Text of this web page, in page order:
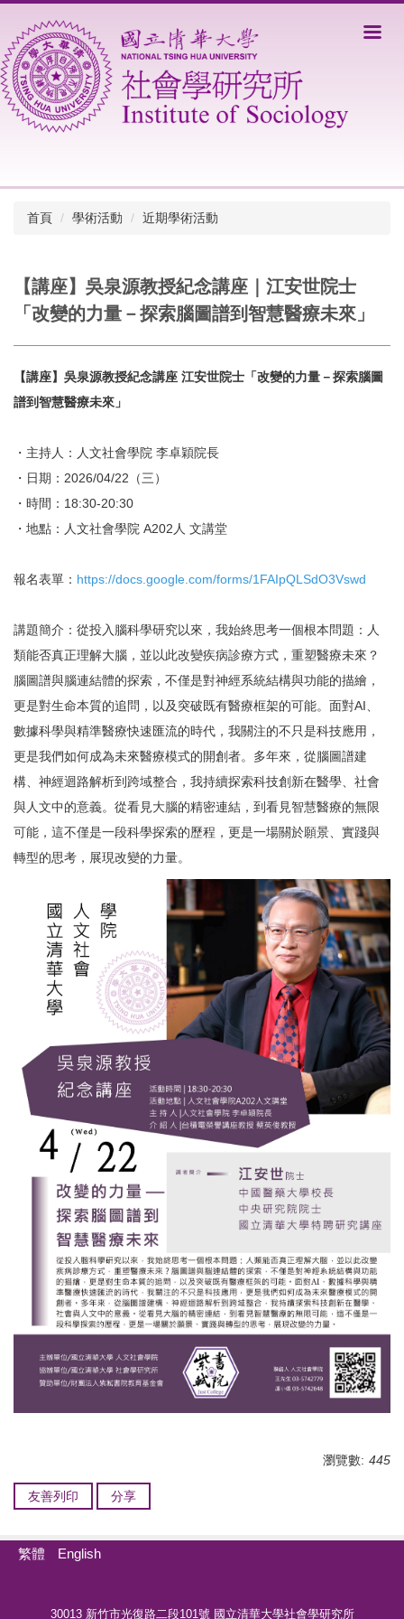
主
要
內
容
首頁 學術活動 近期學術活動
【講座】吳泉源教授紀念講座｜江安世院士
「改變的力量－探索腦圖譜到智慧醫療未來」
【講座】吳泉源教授紀念講座 江安世院士「改變的力量－探索腦圖
譜到智慧醫療未來」
・主持人：人文社會學院 李卓穎院長
・日期：2026/04/22（三）
・時間：18:30-20:30
・地點：人文社會學院 A202人 文講堂
報名表單： https://docs.google.com/forms/1FAIpQLSdO3Vswd
講題簡介：從投入腦科學研究以來，我始終思考一個根本問題：人
類能否真正理解大腦，並以此改變疾病診療方式，重塑醫療未來？
腦圖譜與腦連結體的探索，不僅是對神經系統結構與功能的描繪，
更是對生命本質的追問，以及突破既有醫療框架的可能。面對AI、
數據科學與精準醫療快速匯流的時代，我關注的不只是科技應用，
更是我們如何成為未來醫療模式的開創者。多年來，從腦圖譜建
構、神經迴路解析到跨域整合，我持續探索科技創新在醫學、社會
與人文中的意義。從看見大腦的精密連結，到看見智慧醫療的無限
可能，這不僅是一段科學探索的歷程，更是一場關於願景、實踐與
轉型的思考，展現改變的力量。
瀏覽數: 445
友善列印 分享
繁體 English
30013 新竹市光復路二段101號 國立清華大學社會學研究所